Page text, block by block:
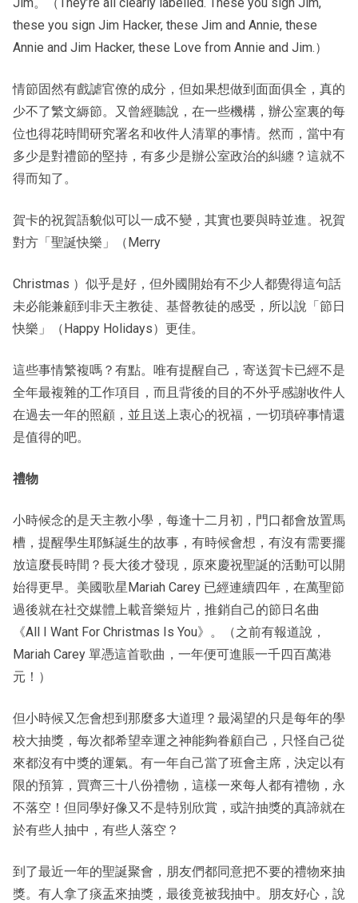
Jim。（They’re all clearly labelled. These you sign Jim,
these you sign Jim Hacker, these Jim and Annie, these
Annie and Jim Hacker, these Love from Annie and Jim.）
情節固然有戲謔官僚的成分，但如果想做到面面俱全，真的
少不了繁文縟節。又曾經聽說，在一些機構，辦公室裏的每
位也得花時間研究署名和收件人清單的事情。然而，當中有
多少是對禮節的堅持，有多少是辦公室政治的糾纏？這就不
得而知了。
賀卡的祝賀語貌似可以一成不變，其實也要與時並進。祝賀
對方「聖誕快樂」（Merry
Christmas ）似乎是好，但外國開始有不少人都覺得這句話
未必能兼顧到非天主教徒、基督教徒的感受，所以說「節日
快樂」（Happy Holidays）更佳。
這些事情繁複嗎？有點。唯有提醒自己，寄送賀卡已經不是
全年最複雜的工作項目，而且背後的目的不外乎感謝收件人
在過去一年的照顧，並且送上衷心的祝福，一切瑣碎事情還
是值得的吧。
禮物
小時候念的是天主教小學，每逢十二月初，門口都會放置馬
槽，提醒學生耶穌誕生的故事，有時候會想，有沒有需要擺
放這麼長時間？長大後才發現，原來慶祝聖誕的活動可以開
始得更早。美國歌星Mariah Carey 已經連續四年，在萬聖節
過後就在社交媒體上載音樂短片，推銷自己的節日名曲
《All I Want For Christmas Is You》。（之前有報道說，
Mariah Carey 單憑這首歌曲，一年便可進賬一千四百萬港
元！）
但小時候又怎會想到那麼多大道理？最渴望的只是每年的學
校大抽獎，每次都希望幸運之神能夠眷顧自己，只怪自己從
來都沒有中獎的運氣。有一年自己當了班會主席，決定以有
限的預算，買齊三十八份禮物，這樣一來每人都有禮物，永
不落空！但同學好像又不是特別欣賞，或許抽獎的真諦就在
於有些人抽中，有些人落空？
到了最近一年的聖誕聚會，朋友們都同意把不要的禮物來抽
獎。有人拿了痰盂來抽獎，最後竟被我抽中。朋友好心，說